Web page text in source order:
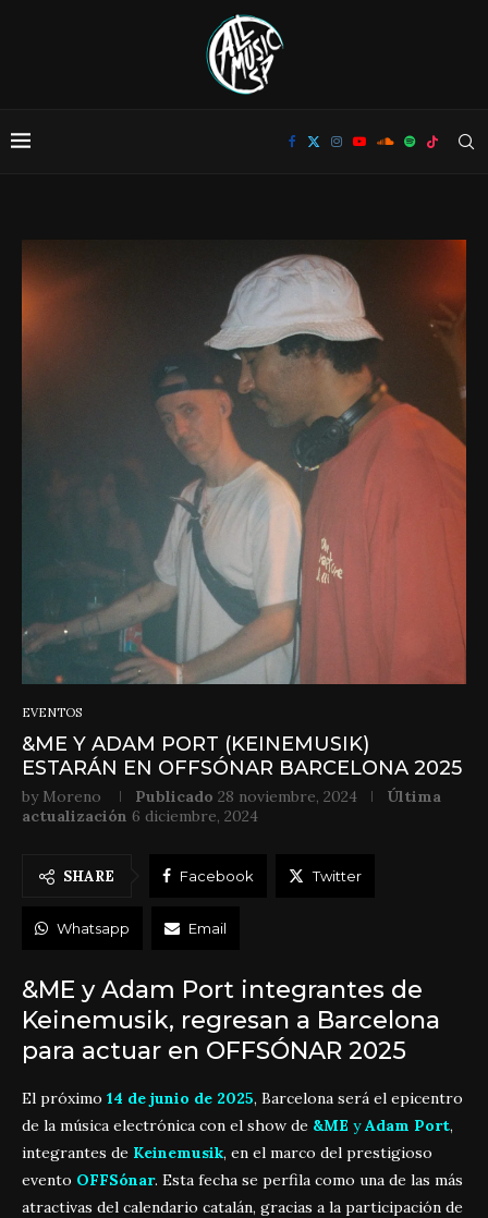
EVENTOS
&ME Y ADAM PORT (KEINEMUSIK)
ESTARÁN EN OFFSÓNAR BARCELONA 2025
by Moreno Publicado 28 noviembre, 2024
Última
actualización 6 diciembre, 2024
SHARE Facebook Twitter
Whatsapp Email
&ME y Adam Port integrantes de
Keinemusik, regresan a Barcelona
para actuar en OFFSÓNAR 2025
El próximo 14 de junio de 2025, Barcelona será el epicentro
de la música electrónica con el show de &ME yAdam Port,
integrantes de Keinemusik, en el marco del prestigioso
evento OFFSónar. Esta fecha se perfila como una de las más
atractivas del calendario catalán, gracias a la participación de